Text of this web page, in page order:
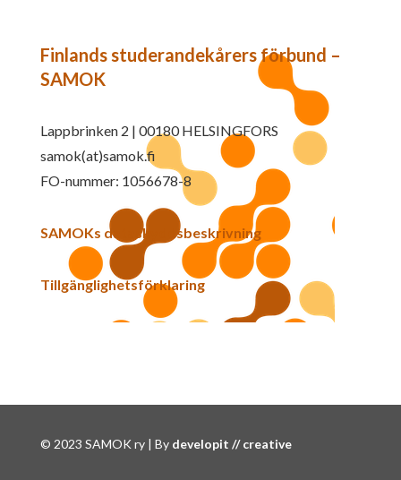
Finlands studerandekårers förbund –
SAMOK
Lappbrinken 2 | 00180 HELSINGFORS
samok(at)samok.fi
FO-nummer: 1056678-8
SAMOKs dataskyddsbeskrivning
Tillgänglighetsförklaring
© 2023 SAMOK ry | By developit // creative